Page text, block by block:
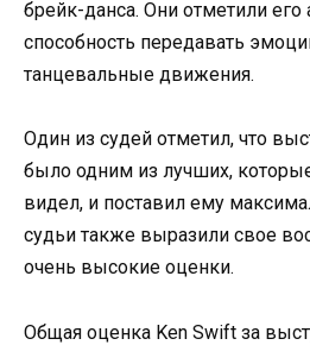
брейк-данса. Они отметили его
способность передавать
танцевальные движения.
Один из судей отметил, что
было одним из лучших,
видел, и поставил ему
судьи также выразили свое
очень высокие оценки.
Общая оценка Ken Swift за